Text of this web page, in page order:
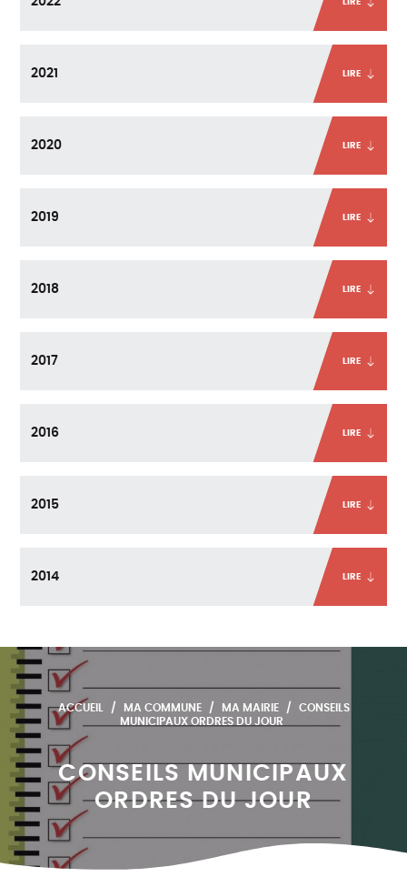
LIRE
2021 LIRE
2020 LIRE
2019 LIRE
2018 LIRE
2017 LIRE
2016 LIRE
2015 LIRE
2014 LIRE
ACCUEIL MA COMMUNE MA MAIRIE
CONSEILS
MUNICIPAUX ORDRES DU JOUR
CONSEILS MUNICIPAUX
ORDRES DU JOUR